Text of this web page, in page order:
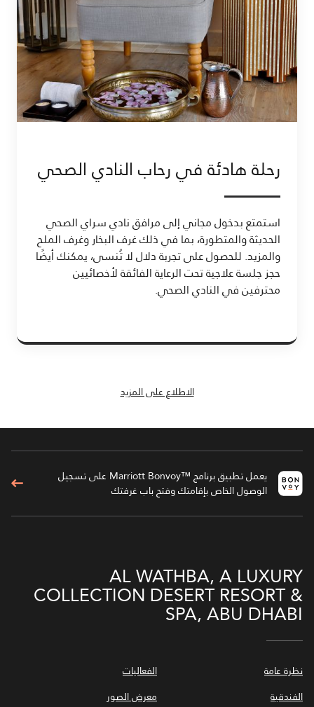
رحلة هادئة في رحاب النادي الصحي
استمتع بدخول مجاني إلى مرافق نادي سراي الصحي
الحديثة والمتطورة، بما في ذلك غرف البخار وغرف الملح
والمزيد. للحصول على تجربة دلال لا تُنسى، يمكنك أيضًا
حجز جلسة علاجية تحت الرعاية الفائقة لأخصائيين
محترفين في النادي الصحي.
الاطلاع على المزيد
يعمل تطبيق برنامج ™Marriott Bonvoy على تسجيل
الوصول الخاص بإقامتك وفتح باب غرفتك
AL WATHBA, A LUXURY
COLLECTION DESERT RESORT &
SPA, ABU DHABI
نظرة عامة
الفندقية
الفعاليات
معرض الصور